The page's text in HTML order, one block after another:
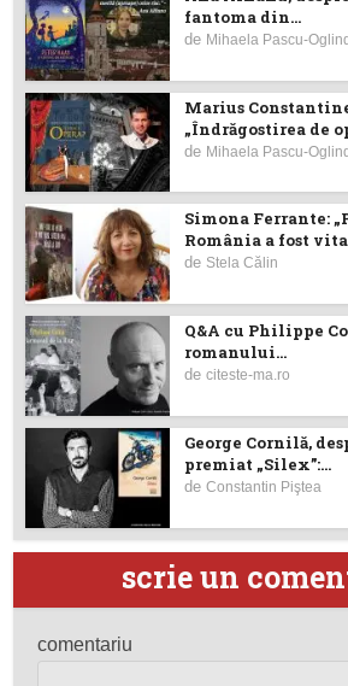
fantoma din...
de Mihaela Pascu-
Marius
„Îndrăgostirea de
de Mihaela Pascu-
Simona Ferrante:
România a fost
de Stela Călin
Q&A cu Philippe
romanului...
deciteste-ma.ro
George Cornilă,
premiat „Silex”:...
deConstantin Piştea
scrie un
comentariu